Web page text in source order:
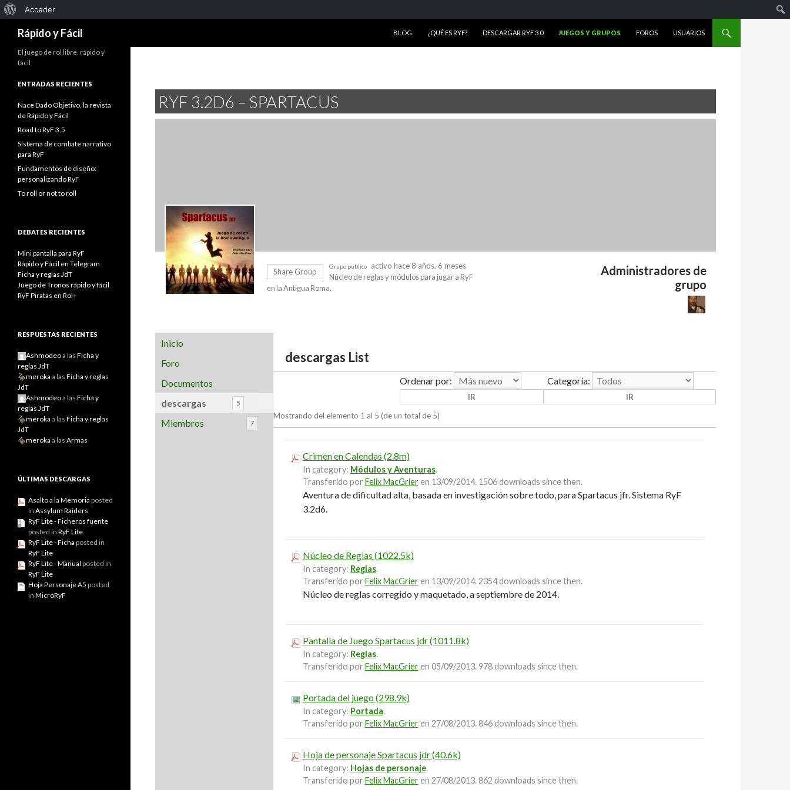
Acerca
de
Acceder
Rápido y Fácil
BLOG
¿QUÉ ES RYF? DESCARGAR RYF 3.0 JUEGOS Y GRUPOS FOROS USUARIOS
RYF 3.2D6 – SPARTACUS
Share Group
Grupo público
activo hace 8 años, 6 meses
Núcleo de reglas y módulos para jugar a RyF
en la Antigua Roma.
Administradores de
grupo
Inicio
Foro
Documentos
descargas
5
Miembros 7
descargas List
Categoría:
Ordenar por:
Mostrando del elemento 1 al 5 (de un total de 5)
Crimen en Calendas (2.8m)
In category: Módulos y Aventuras.
Transferido por Felix MacGrieren 13/09/2014. 1506 downloads since then.
Aventura de dificultad alta, basada en investigación sobre todo, para Spartacus jfr. Sistema RyF
3.2d6.
Núcleo de Reglas (1022.5k)
In category: Reglas.
Transferido por Felix MacGrieren 13/09/2014.2354 downloads since then.
Núcleo de reglas corregido y maquetado, a septiembre de 2014.
Pantalla de Juego Spartacus jdr(1011.8k)
In category: Reglas.
Transferido por Felix MacGrieren 05/09/2013. 978 downloads since then.
Portada del juego(298.9k)
In category: Portada.
Transferido por Felix MacGrieren 27/08/2013.846 downloads since then.
Hoja de personaje Spartacus jdr(40.6k)
In category: Hojas de personaje.
Transferido por Felix MacGrieren 27/08/2013.862 downloads since then.
El juego de rol libre, rápido y
fácil
ENTRADAS RECIENTES
Nace Dado Objetivo, la revista
de Rápido y Fácil
Road to RyF 3.5
Sistema de combate narrativo
para RyF
Fundamentos de diseño:
personalizando RyF
To roll or not to roll
DEBATES RECIENTES
Mini pantalla para RyF
Rápido y Fácil en Telegram
Ficha y reglas JdT
Juego de Tronos rápido y fácil
RyF Piratas en Rol+
RESPUESTAS RECIENTES
Ashmodeoa las Ficha y
reglas JdT
meroka a las Ficha y reglas
JdT
Ashmodeoa las Ficha y
reglas JdT
meroka a las Ficha y reglas
JdT
meroka a las Armas
ÚLTIMAS DESCARGAS
Asalto a la Memoria posted
in Assylum Raiders
RyF Lite - Ficheros fuente
posted in RyF Lite
RyF Lite - Ficha posted in
RyF Lite
RyF Lite - Manual posted in
RyF Lite
Hoja Personaje A5 posted
in MicroRyF